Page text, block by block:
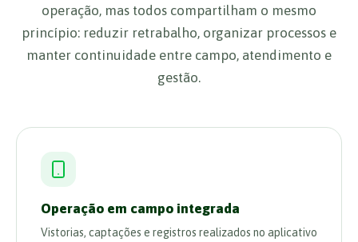
operação, mas todos compartilham o mesmo
princípio: reduzir retrabalho, organizar processos e
manter continuidade entre campo, atendimento e
gestão.
Operação em campo integrada
Vistorias, captações e registros realizados no aplicativo